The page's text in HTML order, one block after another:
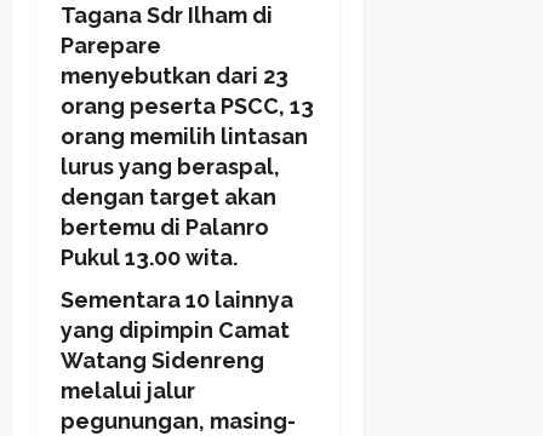
Tagana Sdr Ilham di
Parepare
menyebutkan dari 23
orang peserta PSCC, 13
orang memilih lintasan
lurus yang beraspal,
dengan target akan
bertemu di Palanro
Pukul 13.00 wita.
Sementara 10 lainnya
yang dipimpin Camat
Watang Sidenreng
melalui jalur
pegunungan, masing-